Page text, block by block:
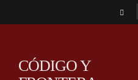
CÓDIGO Y